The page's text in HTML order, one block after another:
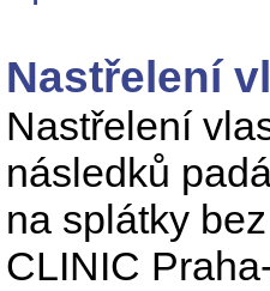
Nastřelení
Nastřelení
následků
na splátky
CLINIC